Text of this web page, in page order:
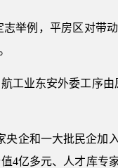
举例，平房区对带
工业东安外委工序由
企和一大批民企加
亿多元、人才库专